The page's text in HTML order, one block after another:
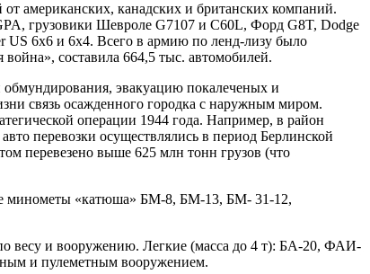
американских, канадских и британских компаний.
грузовики Шевроле G7107 и C60L, Форд G8T, Dodge
6х6 и 6х4. Всего в армию по ленд-лизу было
составила 664,5 тыс. автомобилей.
обмундирования, эвакуацию покалеченых и
связь осажденного городка с наружным миром.
операции 1944 года. Например, в район
перевозки осуществлялись в период Берлинской
перевезено выше 625 млн тонн грузов (что
минометы «катюша» БМ-8, БМ-13, БМ- 31-12,
весу и вооружению. Легкие (масса до 4 т): БА-20, ФАИ-
и пулеметным вооружением.